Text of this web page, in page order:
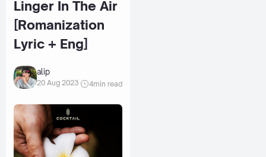
Linger In The Air
[Romanization
Lyric + Eng]
alip
20 Aug 2023 4min read